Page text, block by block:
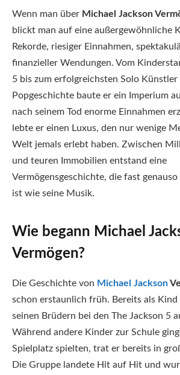
Wenn man über Michael Jackson
blickt man auf eine außergewöhnliche
Rekorde, riesiger Einnahmen,
finanzieller Wendungen. Vom
5 bis zum erfolgreichsten Solo Künstler
Popgeschichte baute er ein Imperium
nach seinem Tod enorme Einnahmen
lebte er einen Luxus, den nur wenige
Welt jemals erlebt haben. Zwischen
und teuren Immobilien entstand eine
Vermögensgeschichte, die fast
ist wie seine Musik.
Wie begann Michael
Vermögen?
Die Geschichte von Michael Jackson
schon erstaunlich früh. Bereits als
seinen Brüdern bei den The Jackson 5
Während andere Kinder zur Schule
Spielplatz spielten, trat er bereits in
Die Gruppe landete Hit auf Hit und